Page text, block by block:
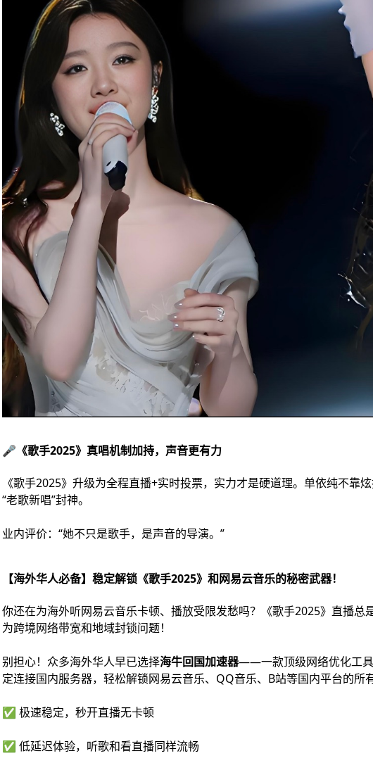
🎤《歌手2025》真唱机制加持，声音更有力
《歌手2025》升级为全程直播+实时投票，实力才是硬道理。单依纯不靠
“老歌新唱”封神。
业内评价：“她不只是歌手，是声音的导演。”
【海外华人必备】稳定解锁《歌手2025》和网易云音乐的秘密武器！
你还在为海外听网易云音乐卡顿、播放受限发愁吗？《歌手2025》直播总
为跨境网络带宽和地域封锁问题！
别担心！众多海外华人早已选择海牛回国加速器——一款顶级网络优化工
定连接国内服务器，轻松解锁网易云音乐、QQ音乐、B站等国内平台的所
✅ 极速稳定，秒开直播无卡顿
✅ 低延迟体验，听歌和看直播同样流畅